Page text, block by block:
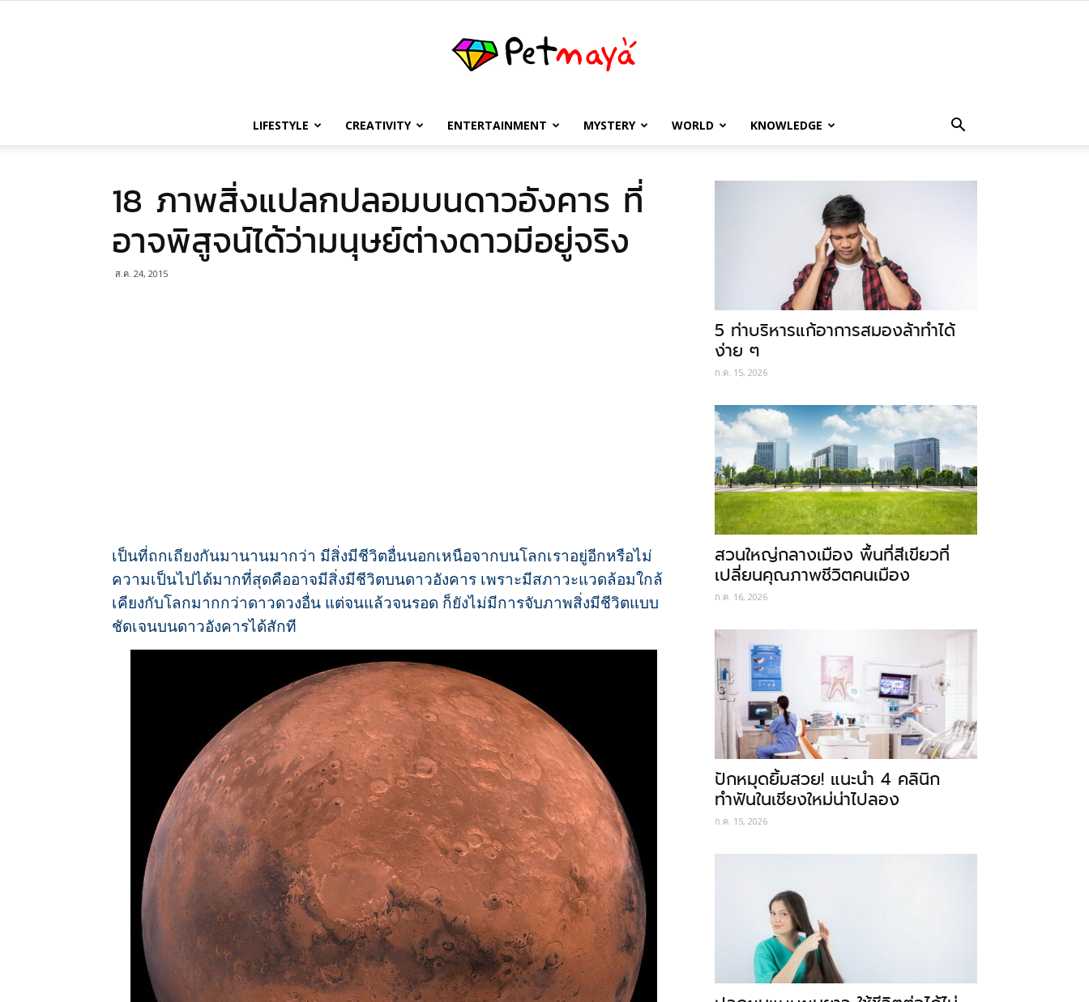
เพชร
มายา
LIFESTYLE CREATIVITY ENTERTAINMENT MYSTERY WORLD KNOWLEDGE
18 ภาพสิ่งแปลกปลอมบนดาวอังคาร ที่
อาจพิสูจน์ได้ว่ามนุษย์ต่างดาวมีอยู่จริง
ส.ค. 24, 2015
เป็นที่ถกเถียงกันมานานมากว่า มีสิ่งมีชีวิตอื่นนอกเหนือจากบนโลกเราอยู่อีกหรือไม่
ความเป็นไปได้มากที่สุดคืออาจมีสิ่งมีชีวิตบนดาวอังคาร เพราะมีสภาวะแวดล้อมใกล้
เคียงกับโลกมากกว่าดาวดวงอื่น แต่จนแล้วจนรอด ก็ยังไม่มีการจับภาพสิ่งมีชีวิตแบบ
ชัดเจนบนดาวอังคารได้สักที
5 ท่าบริหารแก้อาการสมองล้าทำได้
ง่าย ๆ
ก.ค. 15, 2026
สวนใหญ่กลางเมือง พื้นที่สีเขียวที่
เปลี่ยนคุณภาพชีวิตคนเมือง
ก.ค. 16, 2026
ปักหมุดยิ้มสวย! แนะนำ 4 คลินิก
ทำฟันในเชียงใหม่น่าไปลอง
ก.ค. 15, 2026